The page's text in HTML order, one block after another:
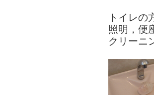
トイレの
照明，便
クリーニ